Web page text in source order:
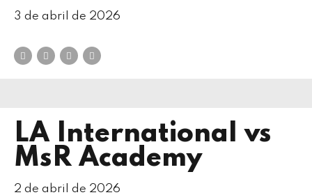
3 de abril de 2026
LA International vs
MsR Academy
2 de abril de 2026